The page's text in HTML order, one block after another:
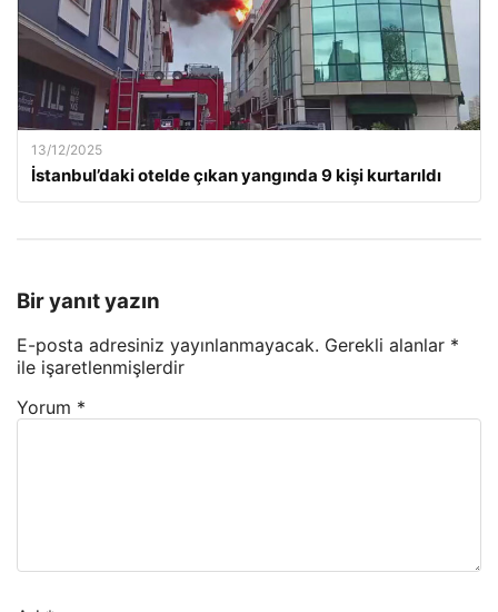
13/12/2025
İstanbul’daki otelde çıkan yangında 9 kişi kurtarıldı
Bir yanıt yazın
E-posta adresiniz yayınlanmayacak. Gerekli alanlar *
ile işaretlenmişlerdir
Yorum *